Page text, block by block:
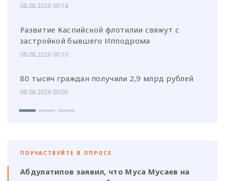
08.08.2026 00:18
Развитие Каспийской флотилии свяжут с
застройкой бывшего Ипподрома
08.08.2026 00:10
80 тысяч граждан получили 2,9 млрд рублей
08.08.2026 00:05
ПОУЧАСТВУЙТЕ В ОПРОСЕ
Абдулатипов заявил, что Муса Мусаев на